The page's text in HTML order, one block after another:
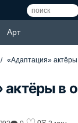
Арт
«Адаптация»
актёры в